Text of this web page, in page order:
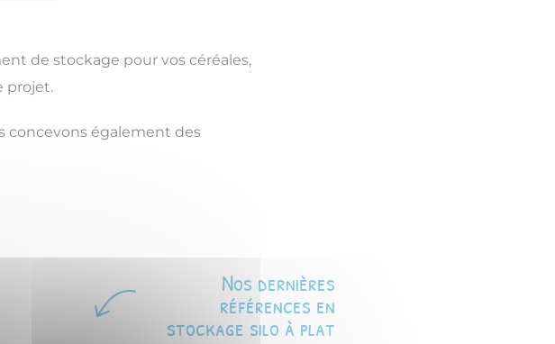
de stockage pour vos céréales,
projet.
concevons également des
Nos dernières
références en
stockage silo à plat